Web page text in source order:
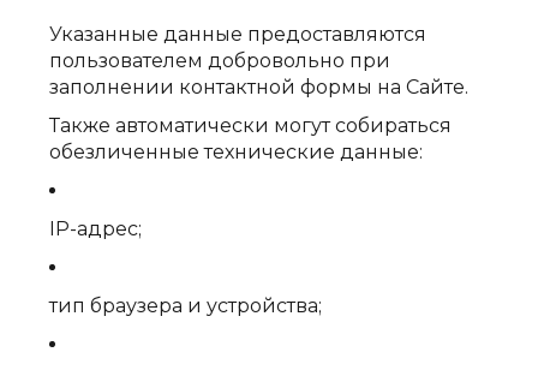
Указанные данные предоставляются
пользователем добровольно при
заполнении контактной формы на Сайте.
Также автоматически могут собираться
обезличенные технические данные:
IP-адрес;
тип браузера и устройства;